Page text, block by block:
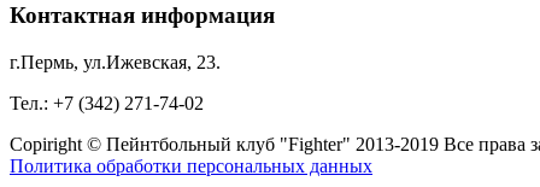
Контактная информация
г.Пермь, ул.Ижевская, 23.
Тел.: +7 (342) 271-74-02
Copiright © Пейнтбольный клуб "Fighter" 2013-2019 Все права
Политика обработки персональных данных